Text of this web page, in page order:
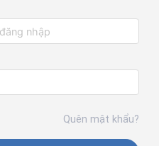
Quên mật khẩu?